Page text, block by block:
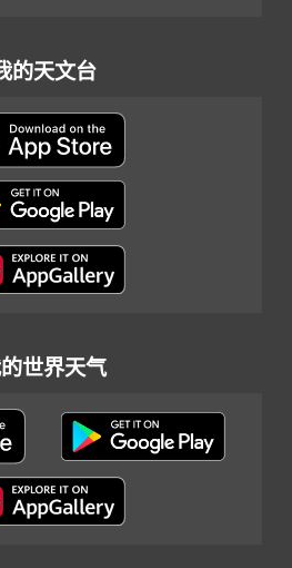
的天文台
世界天气